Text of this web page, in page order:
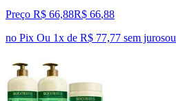
Preço R$ 66,88R$ 66,88
no Pix Ou 1x de R$ 77,77 sem jurosou